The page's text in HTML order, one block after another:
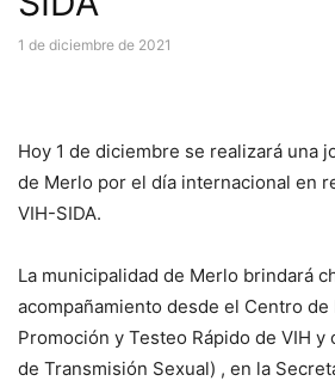
1 de diciembre de 2021
Hoy 1 de diciembre se realizará una
de Merlo por el día internacional en
VIH-SIDA.
La municipalidad de Merlo brindará
acompañamiento desde el Centro de
Promoción y Testeo Rápido de VIH y
de Transmisión Sexual) , en la